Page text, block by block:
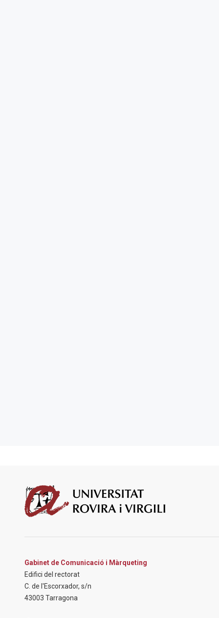
Gabinet de Comunicació i Màrqueting
Edifici del rectorat
C. de l'Escorxador, s/n
43003 Tarragona